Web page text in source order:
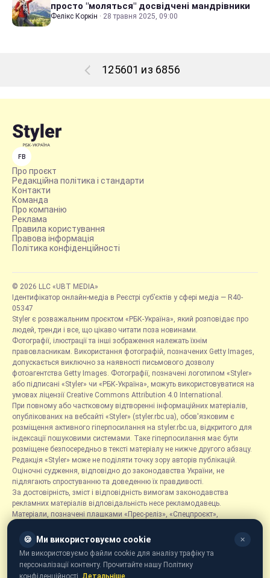
просто "моляться" досвідчені мандрівники
Фелікс Коркін · 28 травня 2025, 09:00
125601 из 6856
FB
Про проєкт
Редакційна політика і стандарти
Контакти
Команда
Про компанію
Реклама
Правила користування
Правова інформація
Політика конфіденційності
© 2026 LLC «UBT MEDIA»
Ідентифікатор онлайн-медіа в Реєстрі суб’єктів у сфері медіа — R40-
05347
Styler є розважальним проєктом «РБК-Україна», який розповідає про
людей, тренди і все, що цікаво читати поза новинами.
Фотографії, ілюстрації та інші зображення належать їхнім
правовласникам. Використання фотографій, позначених Getty Images,
допускається виключно за наявності письмового дозволу
фотоагентства Getty Images. Фотографії, позначені логотипом «Styler»
або підписані «Styler» чи «РБК-Україна», можуть використовуватися на
умовах ліцензії Creative Commons Attribution 4.0 International.
При повному або частковому відтворенні інформаційних матеріалів,
опублікованих на вебсайті «Styler» (styler.rbc.ua), обов'язковим є
розміщення активного гіперпосилання на styler.rbc.ua, відкритого для
індексації пошуковими системами. Таке гіперпосилання має бути
розміщене безпосередньо в тексті матеріалу не нижче другого абзацу.
Редакція «Styler» може не поділяти точку зору авторів публікацій.
Оціночні судження, відповідно до законодавства України, не
підлягають спростуванню та доведенню їх правдивості.
За достовірність, зміст і відповідність вимогам законодавства
рекламних матеріалів відповідальність несе рекламодавець.
Матеріали, позначені плашками «Прес-реліз», «Спецпроєкт»,
розміщуються на правах реклами.
Рубрика «Новини компаній» є інформаційним форматом, що містить
новини, повідомлення та оголошення, пов'язані з діяльністю
компаній, і ґрунтується на інформації, наданій відповідними
🍪 Ми використовуємо cookie ✕
Ми використовуємо файли cookie для аналізу трафіку та
персоналізації контенту. Прочитайте нашу Політику
конфіденційності. Детальніше